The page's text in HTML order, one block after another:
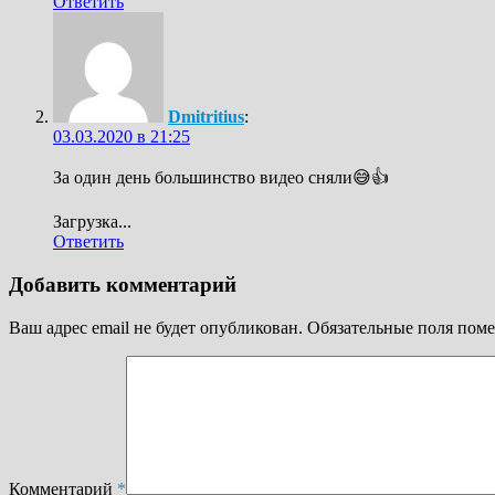
Dmitritius:
03.03.2020 в 21:25
За один день большинство видео сняли😅👍
Загрузка...
Ответить
Добавить комментарий
Ваш адрес email не будет опубликован. Обязательные поля
Комментарий *